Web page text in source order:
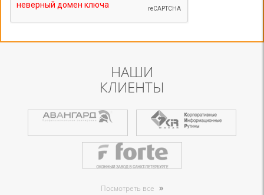
НАШИ
КЛИЕНТЫ
Посмотреть все